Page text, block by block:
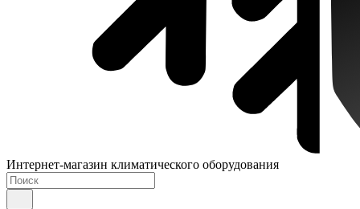
Интернет-магазин климатического оборудования